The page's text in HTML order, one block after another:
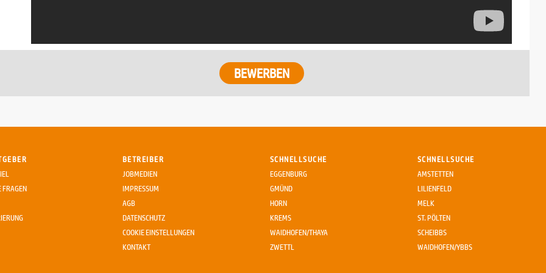
BEWERBEN
FRAGEN
BETREIBER
JOBMEDIEN
IMPRESSUM
AGB
DATENSCHUTZ
COOKIE EINSTELLUNGEN
KONTAKT
SCHNELLSUCHE
EGGENBURG
GMÜND
HORN
KREMS
WAIDHOFEN/THAYA
ZWETTL
SCHNELLSUCHE
AMSTETTEN
LILIENFELD
MELK
ST. PÖLTEN
SCHEIBBS
WAIDHOFEN/YBBS